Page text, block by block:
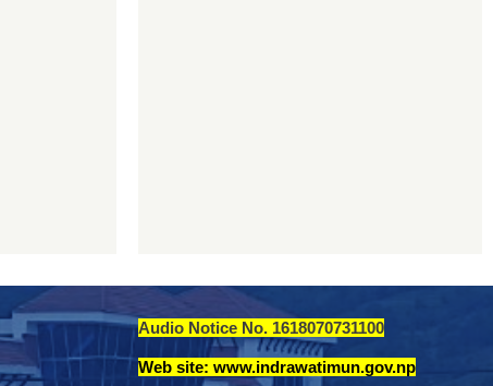
Audio Notice No. 1618070731100
Web site: www.indrawatimun.gov.np